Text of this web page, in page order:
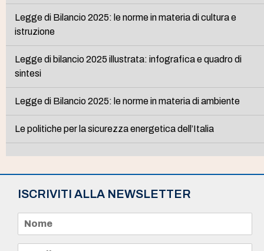
Legge di Bilancio 2025: le norme in materia di cultura e
istruzione
Legge di bilancio 2025 illustrata: infografica e quadro di
sintesi
Legge di Bilancio 2025: le norme in materia di ambiente
Le politiche per la sicurezza energetica dell’Italia
ISCRIVITI ALLA NEWSLETTER
m
e